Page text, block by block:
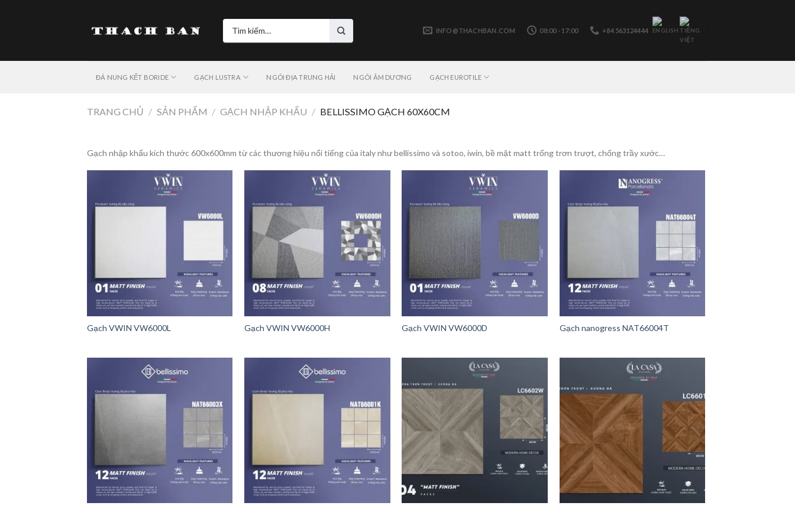
Tìm
kiếm:
INFO@THACHBAN.COM 08:00 - 17:00 +84 563124444
ĐÁ NUNG KẾT BORIDE GẠCH LUSTRA NGÓI ĐỊA TRUNG HẢI NGÓI ÂM DƯƠNG GẠCH EUROTILE
TRANG CHỦ / SẢN PHẨM / GẠCH NHẬP KHẨU / BELLISSIMO GẠCH 60X60CM
Gạch nhập khẩu kích thước 600x600mm từ các thương hiệu nổi tiếng của italy như bellissimo và sotoo, iwin, bề mặt matt trống trơn trượt, chống trầy xước…
Gạch VWIN VW6000L Gạch VWIN VW6000H Gạch VWIN VW6000D Gạch nanogress NAT66004T